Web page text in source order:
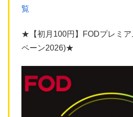
覧
★【初月100円】FODプレミア
ペーン2026)★